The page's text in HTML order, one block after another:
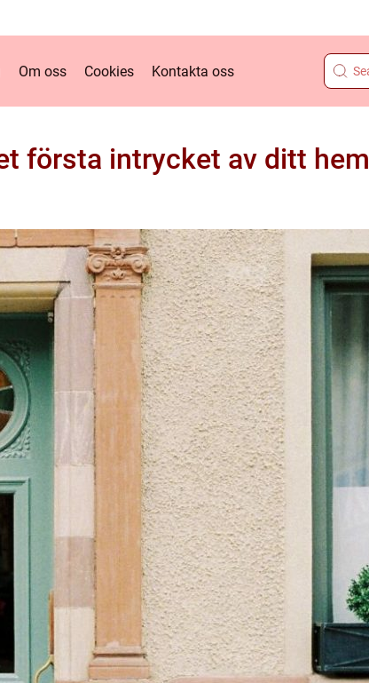
Om oss Cookies Kontakta oss
första intrycket av ditt hem